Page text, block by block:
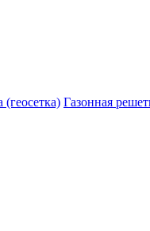
(геосетка) Газонная